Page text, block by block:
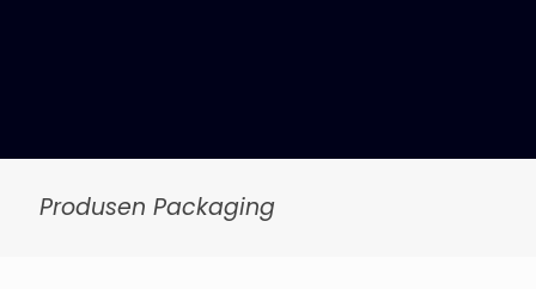
Produsen Packaging